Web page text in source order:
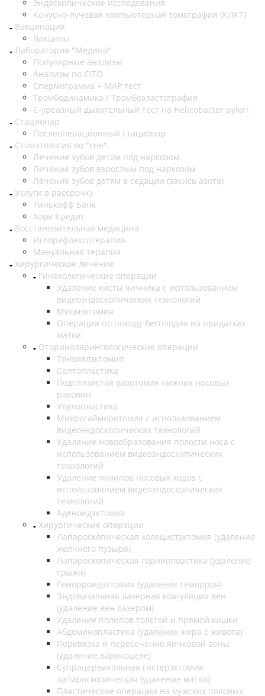
Эндоскопические исследования
Конусно-лучевая компьютерная томография (КЛКТ)
Вакцинация
Вакцины
Лаборатория "Медина"
Популярные анализы
Анализы по CITO
Спермограмма + МАР тест
Тромбодинамика / Тромбоэластография
С-уреазный дыхательный тест на Helicobacter pylori.
Стационар
Послеоперационный стационар
Стоматология во "сне".
Лечение зубов детям под наркозом
Лечение зубов взрослым под наркозом
Лечение зубов детям в седации (закись азота)
Услуги в рассрочку
Тинькофф Банк
Хоум Кредит
Восстановительная медицина
Иглорефлексотерапия
Мануальная терапия
Хирургическое лечение
Гинекологические операции
Удаление кисты яичника с использованием
видеоэндоскопических технологий
Миомэктомия
Операции по поводу бесплодия на придатках
матки
Оториноларингологические операции
Тонзиллэктомия
Септопластика
Подслизистая вазотомия нижних носовых
раковин
Увулопластика
Микрогайморотомия с использованием
видеоэндоскопических технологий
Удаление новообразования полости носа с
использованием видеоэндоскопических
технологий
Удаление полипов носовых ходов с
использованием видеоэндоскопических
технологий
Аденоидэктомия
Хирургические операции
Лапароскопическая холецистэктомия (удаление
желчного пузыря)
Лапароскопическая герниопоастика (удаление
грыжи)
Геморроидэктомия (удаление геморроя)
Эндовазальная лазерная коагуляция вен
(удаление вен лазером)
Удаление полипов толстой и прямой кишки
Абдоминопластика (удаление жира с живота)
Перевязка и пересечение яичковой вены
(удаление варикоцеле)
Супрацервикальная гистерэктомия
лапароскопическая (удаление матки)
Пластические операции на мужских половых